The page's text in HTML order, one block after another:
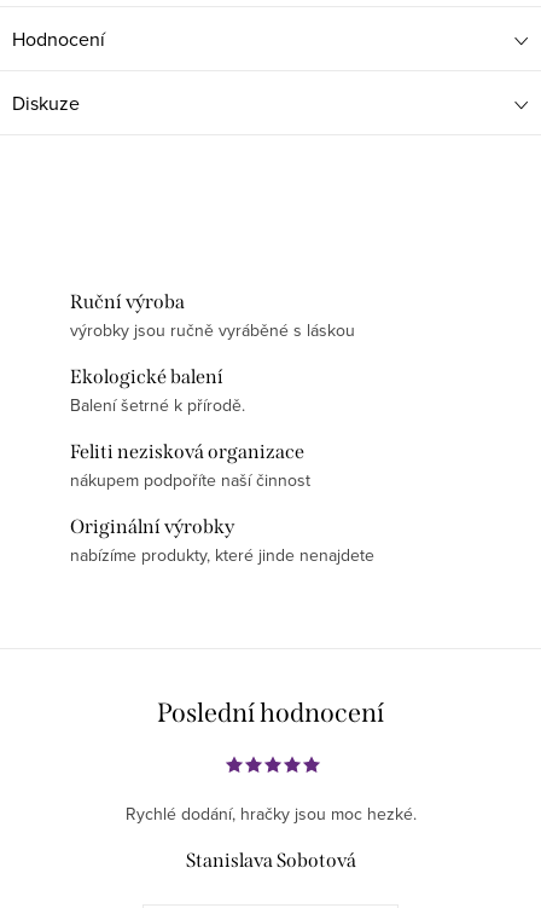
Hodnocení
Diskuze
Ruční výroba
výrobky jsou ručně vyráběné s láskou
Ekologické balení
Balení šetrné k přírodě.
Feliti nezisková organizace
nákupem podpoříte naší činnost
Originální výrobky
nabízíme produkty, které jinde nenajdete
Poslední hodnocení
Rychlé dodání, hračky jsou moc hezké.
Stanislava Sobotová